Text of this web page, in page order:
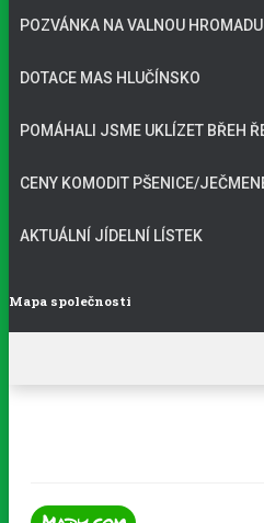
POZVÁNKA NA VALNOU HROMADU
DOTACE MAS HLUČÍNSKO
POMÁHALI JSME UKLÍZET BŘEH
CENY KOMODIT PŠENICE/
AKTUÁLNÍ JÍDELNÍ LÍSTEK
Mapa společnosti